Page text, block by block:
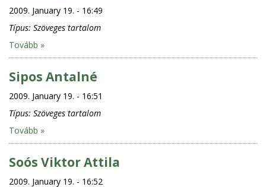
2009. January 19. - 16:49
Típus: Szöveges tartalom
Tovább »
Sipos Antalné
2009. January 19. - 16:51
Típus: Szöveges tartalom
Tovább »
Soós Viktor Attila
2009. January 19. - 16:52